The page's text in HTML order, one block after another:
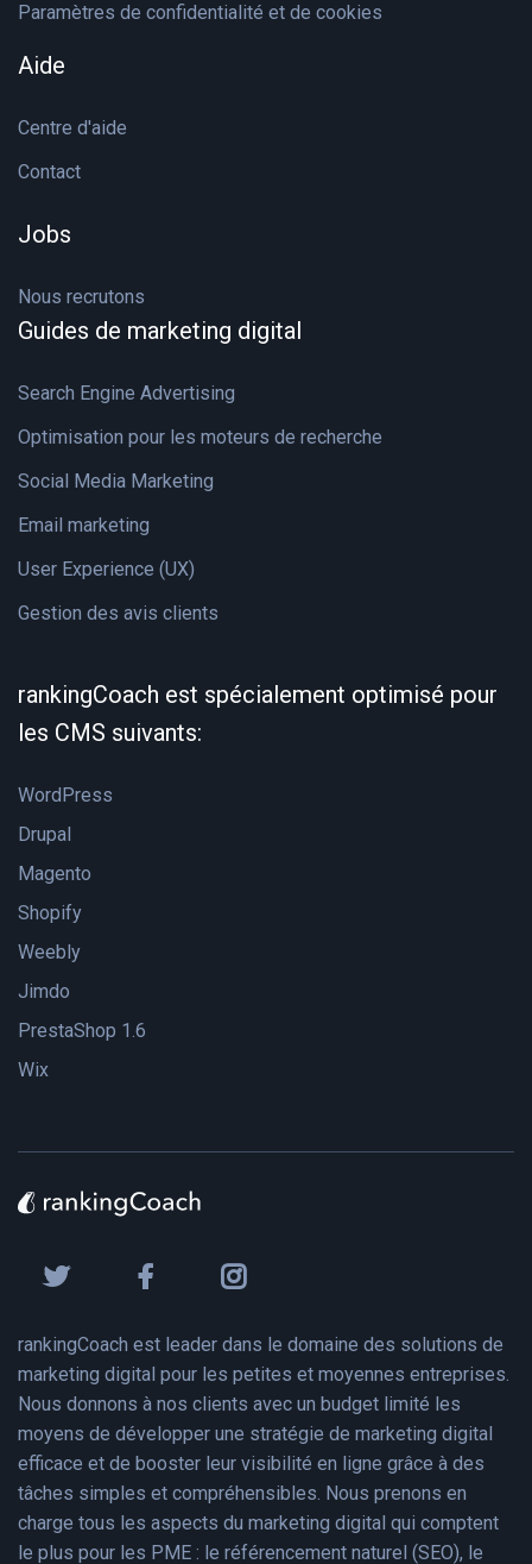
Paramètres de confidentialité et de cookies
Aide
Centre d'aide
Contact
Jobs
Nous recrutons
Guides de marketing digital
Search Engine Advertising
Optimisation pour les moteurs de recherche
Social Media Marketing
Email marketing
User Experience (UX)
Gestion des avis clients
rankingCoach est spécialement optimisé pour
les CMS suivants:
WordPress
Drupal
Magento
Shopify
Weebly
Jimdo
PrestaShop 1.6
Wix
rankingCoach est leader dans le domaine des solutions de
marketing digital pour les petites et moyennes entreprises.
Nous donnons à nos clients avec un budget limité les
moyens de développer une stratégie de marketing digital
efficace et de booster leur visibilité en ligne grâce à des
tâches simples et compréhensibles. Nous prenons en
charge tous les aspects du marketing digital qui comptent
le plus pour les PME : le référencement naturel (SEO), le